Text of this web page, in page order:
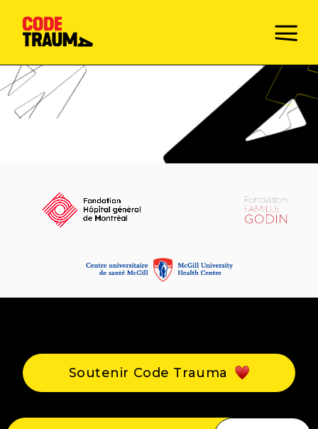
Activités
Blogue
Contact
Champions de la prévention
Soutenir Code Trauma